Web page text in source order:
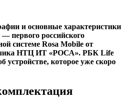
и основные характеристики
первого российского
системе Rosa Mobile от
НТЦ ИТ «РОСА». РБК Life
устройстве, которое уже скоро